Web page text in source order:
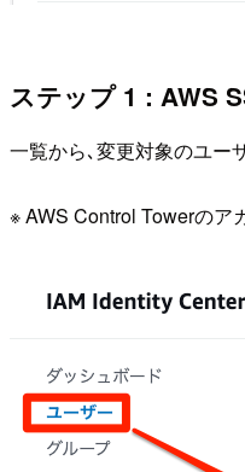
ステップ 1 : AWS
一覧から､変更対象のユー
※ AWS Control Towerのア